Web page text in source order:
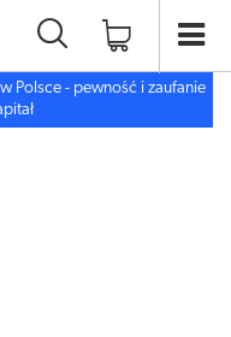
Polsce - pewność i zaufanie